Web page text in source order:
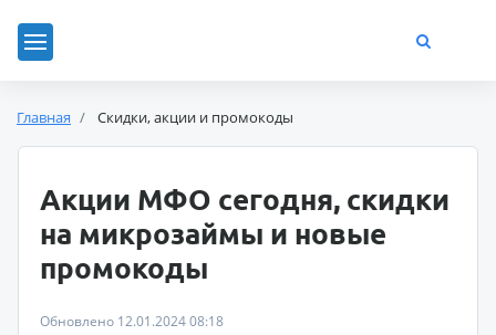
Главная Скидки, акции и промокоды
Акции МФО сегодня, скидки
на микрозаймы и новые
промокоды
Обновлено 12.01.2024 08:18